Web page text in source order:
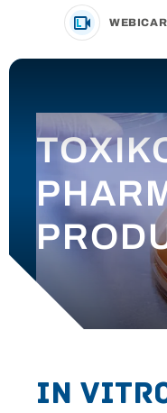
UNSER ANGEBOT
VORSTELLUNG DER
UNSERE
KONTAKT
In